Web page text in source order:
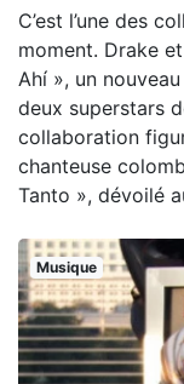
C’est l’une des
moment. Drake
Ahí », un
deux superstars
collaboration
chanteuse
Tanto », dévoilé
Musique